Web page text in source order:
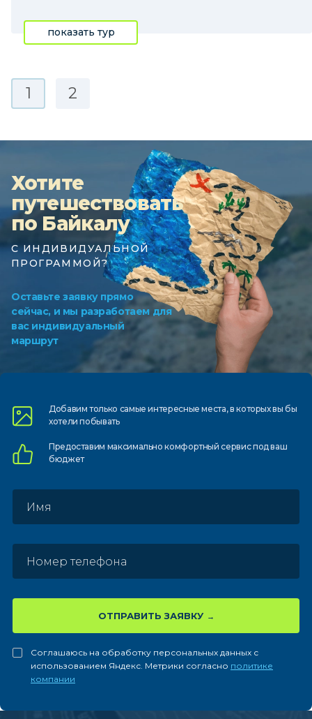
показать тур
1 2
Хотите
путешествовать
по Байкалу
С ИНДИВИДУАЛЬНОЙ
ПРОГРАММОЙ?
Оставьте заявку прямо
сейчас, и мы разработаем для
вас индивидуальный
маршрут
Добавим только самыеинтересные места, в которыхвы бы
хотели побывать
Предоставим максимально комфортныйсервис под ваш
бюджет
ОТПРАВИТЬ ЗАЯВКУ
Соглашаюсь на обработку персональных данных с
использованием Яндекс. Метрики согласно политике
компании